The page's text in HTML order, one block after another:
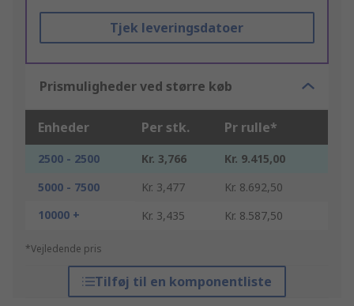
Tjek leveringsdatoer
Prismuligheder ved større køb
Enheder Per stk. Pr rulle*
2500 - 2500 Kr. 3,766
Kr. 9.415,00
5000 - 7500
Kr. 3,477
Kr. 8.692,50
10000 +
Kr. 3,435 Kr. 8.587,50
*Vejledende pris
Tilføj til en komponentliste